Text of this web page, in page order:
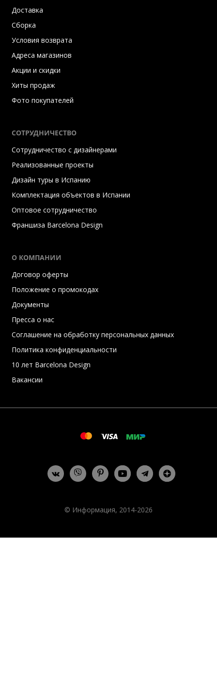
Доставка
Сборка
Условия возврата
Адреса магазинов
Акции и скидки
Хиты продаж
Фото покупателей
СОТРУДНИЧЕСТВО
Сотрудничество с дизайнерами
Реализованные проекты
Дизайн туры в Испанию
Комплектация объектов в Испании
Оптовое сотрудничество
Франшиза Barcelona Design
О КОМПАНИИ
Договор оферты
Положение о промокодах
Документы
Пресса о нас
Соглашение на обработку персональных данных
Политика конфиденциальности
10 лет Barcelona Design
Вакансии
© Информация, 2014-2026